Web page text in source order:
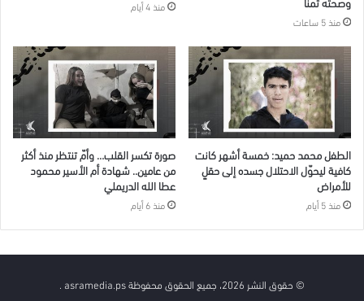
منذ 5 ساعات
منذ 4 أيام
الطفل محمد حميد: خمسة أشهر كانت
كافية ليحوّل الاحتلال جسده إلى حقلٍ
للأمراض
منذ 5 أيام
صورة تكسر القلب… وأمّ تنتظر منذ أكثر
من عامين.. شهادة أم الأسير محمود
عطا الله الدريملي
منذ 6 أيام
© حقوق النشر 2026، جميع الحقوق محفوظة asramedia.ps .